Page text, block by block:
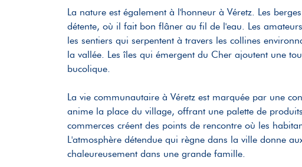
La nature est également à l'honneur à Véretz. Les
détente, où il fait bon flâner au fil de l'eau. Les
les sentiers qui serpentent à travers les collines
la vallée. Les îles qui émergent du Cher ajoutent une
bucolique.
La vie communautaire à Véretz est marquée par une
anime la place du village, offrant une palette de
commerces créent des points de rencontre où les
L'atmosphère détendue qui règne dans la ville donne
chaleureusement dans une grande famille.